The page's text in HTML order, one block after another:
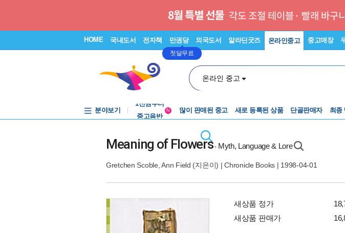
HOME 국내도서 전자책 만권당
첫달무료
외국도서 알라딘굿즈 온라인중고 중고매장
온라인 중고
분야보기
중고음반
N 많이 판매된 중고 새로 등록된 상품 단골판매자 최종
Meaning of Flowers- Myth, Language & Lore
Gretchen Scoble ,Ann Field (지은이) |Chronicle Books | 1998-04-01
새상품 정가
새상품 판매가